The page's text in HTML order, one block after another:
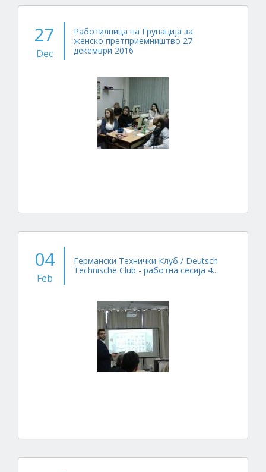
27
Dec
Работилница на Групација за
женско претприемништво 27
декември 2016
04
Feb
Германски Технички Клуб / Deutsch
Technische Club - работна сесија 4...